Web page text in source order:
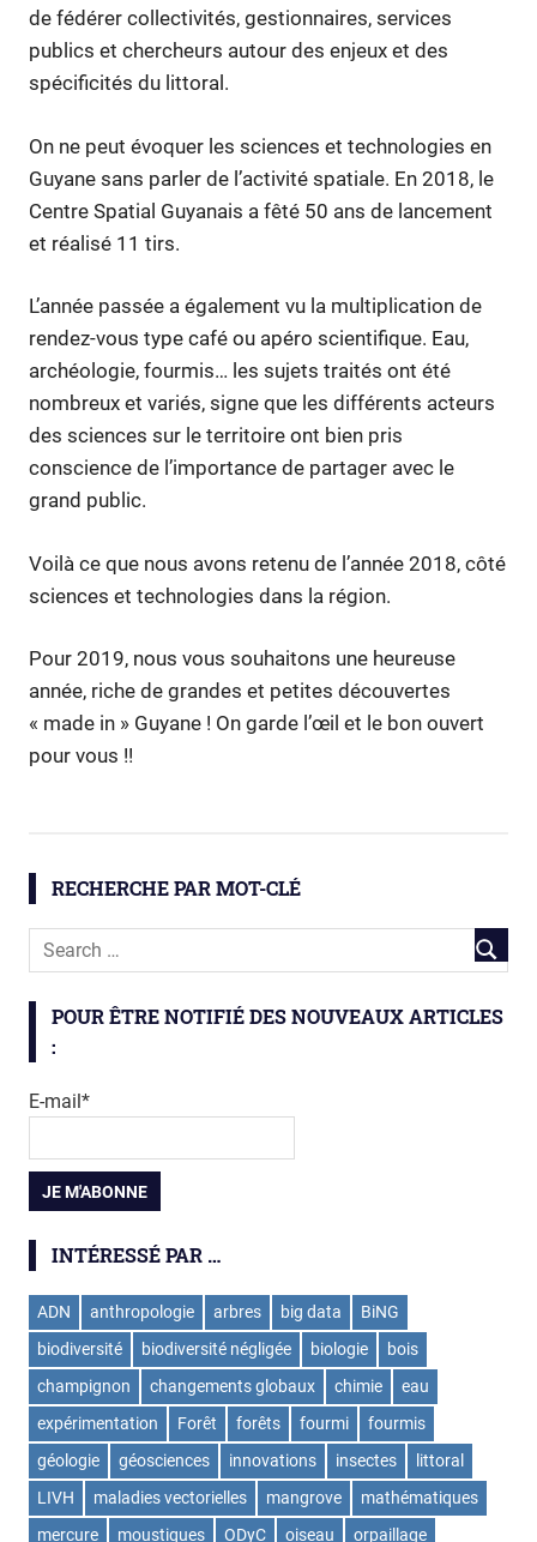
de fédérer collectivités, gestionnaires, services
publics et chercheurs autour des enjeux et des
spécificités du littoral.
On ne peut évoquer les sciences et technologies en
Guyane sans parler de l’activité spatiale. En 2018, le
Centre Spatial Guyanais a fêté 50 ans de lancement
et réalisé 11 tirs.
L’année passée a également vu la multiplication de
rendez-vous type café ou apéro scientifique. Eau,
archéologie, fourmis… les sujets traités ont été
nombreux et variés, signe que les différents acteurs
des sciences sur le territoire ont bien pris
conscience de l’importance de partager avec le
grand public.
Voilà ce que nous avons retenu de l’année 2018, côté
sciences et technologies dans la région.
Pour 2019, nous vous souhaitons une heureuse
année, riche de grandes et petites découvertes
« made in » Guyane ! On garde l’œil et le bon ouvert
pour vous !!
RECHERCHE PAR MOT-CLÉ
POUR ÊTRE NOTIFIÉ DES NOUVEAUX ARTICLES
:
E-mail*
INTÉRESSÉ PAR …
ADN anthropologie arbres big data
BiNG
biodiversité
biodiversité négligée biologie
bois
champignon
changements globaux chimie
eau
expérimentation
Forêt forêts fourmi
fourmis
géologie
géosciences innovations insectes
littoral
LIVH
maladies vectorielles mangrove
mathématiques
mercure
moustiques ODyC oiseau orpaillage